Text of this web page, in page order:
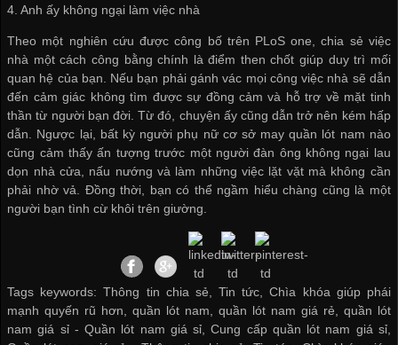
4. Anh ấy không ngại làm việc nhà
Theo một nghiên cứu được công bố trên PLoS one, chia sẻ việc
nhà một cách công bằng chính là điểm then chốt giúp duy trì mối
quan hệ của bạn. Nếu bạn phải gánh vác mọi công việc nhà sẽ dẫn
đến cảm giác không tìm được sự đồng cảm và hỗ trợ về mặt tinh
thần từ người bạn đời. Từ đó, chuyện ấy cũng dẫn trở nên kém hấp
dẫn. Ngược lại, bất kỳ người phụ nữ cơ sở may quần lót nam nào
cũng cảm thấy ấn tượng trước một người đàn ông không ngại lau
dọn nhà cửa, nấu nướng và làm những việc lặt vặt mà không cần
phải nhờ vả. Đồng thời, bạn có thể ngầm hiểu chàng cũng là một
người bạn tình cừ khôi trên giường.
Tags keywords: Thông tin chia sẻ, Tin tức, Chìa khóa giúp phái
mạnh quyến rũ hơn, quần lót nam, quần lót nam giá rẻ, quần lót
nam giá sỉ -Quần lót nam giá sỉ ,Cung cấp quần lót nam giá sỉ,